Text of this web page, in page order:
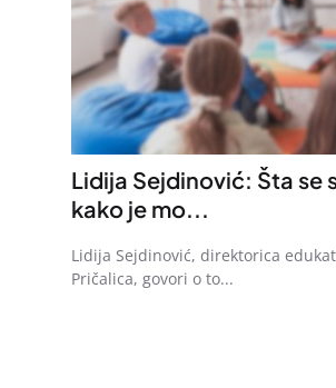
Lidija Sejdinović: Šta se
kako je mo...
Lidija Sejdinović, direktorica
Pričalica, govori o to...